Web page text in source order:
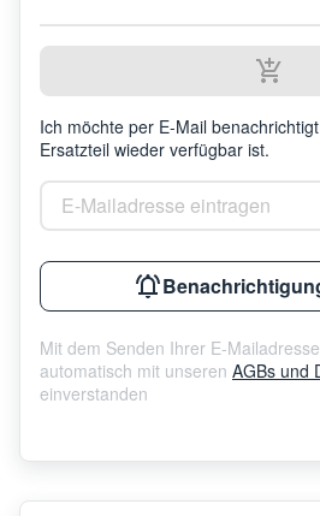
Ich möchte per E-Mail
Ersatzteil wieder verfügbar ist.
E-Mailadresse eintragen
Mit dem Senden Ihrer E-
automatisch mit unseren AGBs und
einverstanden